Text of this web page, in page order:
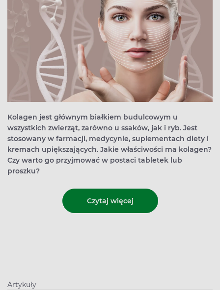
Kolagen jest głównym białkiem budulcowym u
wszystkich zwierząt, zarówno u ssaków, jak i ryb. Jest
stosowany w farmacji, medycynie, suplementach diety i
kremach upiększających. Jakie właściwości ma kolagen?
Czy warto go przyjmować w postaci tabletek lub
proszku?
Czytaj więcej
Artykuły